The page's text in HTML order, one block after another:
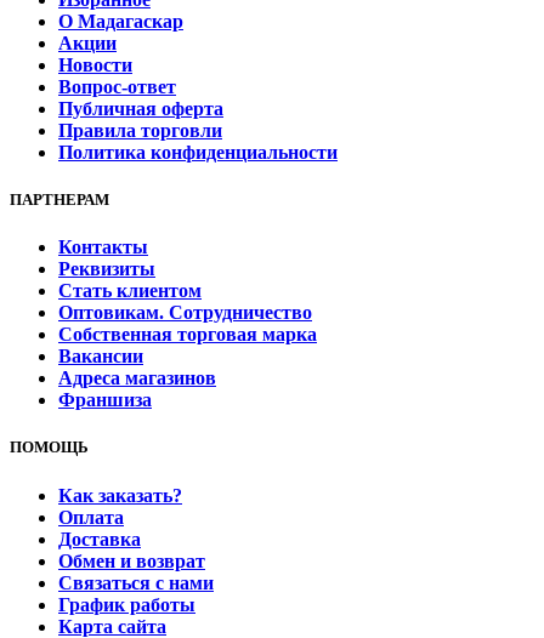
О Мадагаскар
Акции
Новости
Вопрос-ответ
Публичная оферта
Правила торговли
Политика конфиденциальности
ПАРТНЕРАМ
Контакты
Реквизиты
Стать клиентом
Оптовикам. Сотрудничество
Собственная торговая марка
Вакансии
Адреса магазинов
Франшиза
ПОМОЩЬ
Как заказать?
Оплата
Доставка
Обмен и возврат
Связаться с нами
График работы
Карта сайта